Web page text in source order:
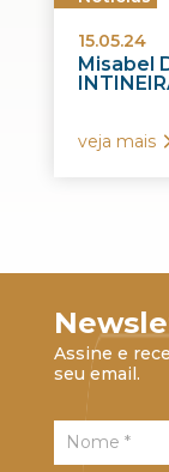
15.05.24
Misabel
veja mais
Assine e
seu email.